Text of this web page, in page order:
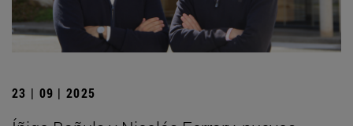
23 | 09 | 2025